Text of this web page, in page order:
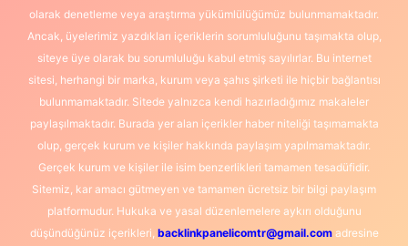
olarak denetleme veya araştırma yükümlülüğümüz bulunmamaktadır.
Ancak, üyelerimiz yazdıkları içeriklerin sorumluluğunu taşımakta olup,
siteye üye olarak bu sorumluluğu kabul etmiş sayılırlar. Bu internet
sitesi, herhangi bir marka, kurum veya şahıs şirketi ile hiçbir bağlantısı
bulunmamaktadır. Sitede yalnızca kendi hazırladığımız makaleler
paylaşılmaktadır. Burada yer alan içerikler haber niteliği taşımamakta
olup, gerçek kurum ve kişiler hakkında paylaşım yapılmamaktadır.
Gerçek kurum ve kişiler ile isim benzerlikleri tamamen tesadüfidir.
Sitemiz, kar amacı gütmeyen ve tamamen ücretsiz bir bilgi paylaşım
platformudur. Hukuka ve yasal düzenlemelere aykırı olduğunu
düşündüğünüz içerikleri, backlinkpanelicomtr@gmail.comadresine